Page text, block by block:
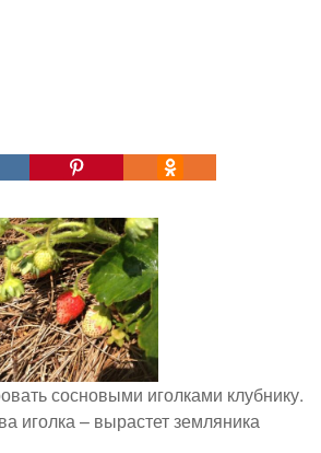
сосновыми иголками клубнику.
иголка – вырастет земляника